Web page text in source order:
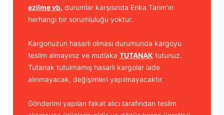
ezilme vb. durumlar karşısında Enka Tarım'ın
herhangi bir sorumluluğu yoktur.
Kargonuzun hasarlı olması durumunda kargoyu
teslim almayınız ve mutlaka TUTANAK tutunuz.
Tutanak tutulmamış hasarlı kargolar iade
alınmayacak, değişimleri yapılmayacaktır.
Gönderimi yapılan fakat alıcı tarafından teslim